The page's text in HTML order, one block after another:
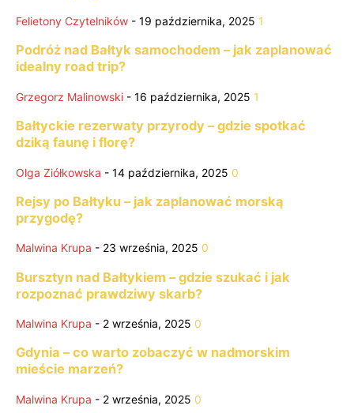
Felietony Czytelników - 19 października, 2025 1
Podróż nad Bałtyk samochodem – jak zaplanować
idealny road trip?
Grzegorz Malinowski - 16 października, 2025 1
Bałtyckie rezerwaty przyrody – gdzie spotkać
dziką faunę i florę?
Olga Ziółkowska - 14 października, 2025 0
Rejsy po Bałtyku – jak zaplanować morską
przygodę?
Malwina Krupa - 23 września, 2025 0
Bursztyn nad Bałtykiem – gdzie szukać i jak
rozpoznać prawdziwy skarb?
Malwina Krupa - 2 września, 2025 0
Gdynia – co warto zobaczyć w nadmorskim
mieście marzeń?
Malwina Krupa - 2 września, 2025 0